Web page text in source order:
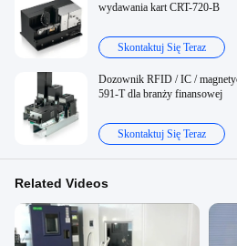
wydawania kart CRT-720-B
Skontaktuj Się Teraz
Dozownik RFID / IC /
591-T dla branży finansowej
Skontaktuj Się Teraz
Related Videos